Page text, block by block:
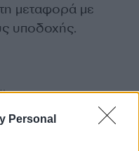
Personal
μεταφορά με
υποδοχής.